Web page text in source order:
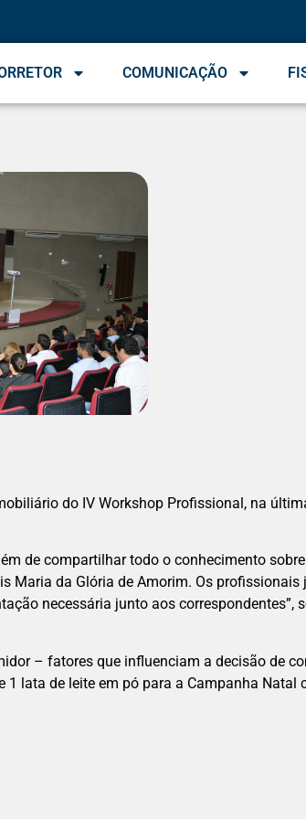
COMUNICAÇÃO
do IV Workshop Profissional, na
de compartilhar todo o conhecimento
Maria da Glória de Amorim. Os profissionais
necessária junto aos correspondentes”,
– fatores que influenciam a decisão de
lata de leite em pó para a Campanha Natal